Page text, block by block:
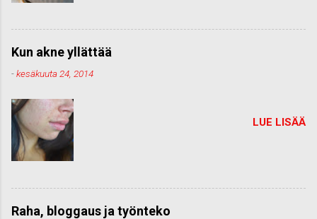
Kun akne yllättää
-kesäkuuta 24, 2014
LUE LISÄÄ
Raha, bloggaus ja työnteko